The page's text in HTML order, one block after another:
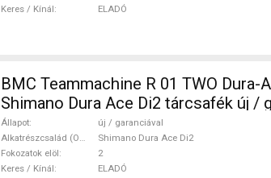
Keres / Kínál
ELADÓ
BMC Teammachine R 01 TWO
Shimano Dura Ace Di2 tárcsafék új /
Állapot
új / garanciával
Alkatrészcsalád (Outi)
Shimano Dura Ace Di2
Fokozatok elöl
2
Keres / Kínál
ELADÓ